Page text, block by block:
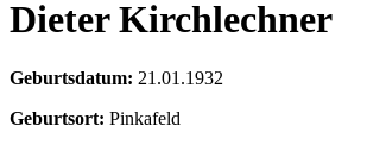
Dieter Kirchlechner
Geburtsdatum: 21.01.1932
Geburtsort: Pinkafeld